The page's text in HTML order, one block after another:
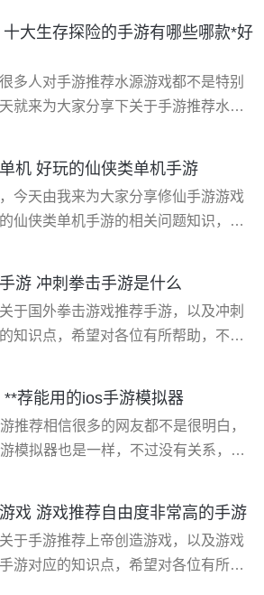
解决您的问题，接下来我们就一起来
单机手游有哪些**荐。 1、植物大战
戏时，我就被它迷住了
大生存探险的手游有哪些哪款*好
多人对手游推荐水源游戏都不是特别
就来为大家分享下关于手游推荐水源
决大家的一些困惑，下面一起来看看
有哪些哪款*好玩 十大热门手游：
石传说》，《明日之后》，《荒岛求
不想修真:凡人传说》，《香肠派
机 好玩的仙侠类单机手游
今天由我来为大家分享修仙手游游戏
仙侠类单机手游的相关问题知识，希
*大的动力，谢谢大家了哈，下面我们
玩的仙侠类单机手机游戏 好玩的仙侠
多玩家对修仙类手游都情有独钟,往往
国风场景外,还有趣味的修炼玩法
游 冲刺拳击手游是什么
于国外拳击游戏推荐手游，以及冲刺
知识点，希望对各位有所帮助，不要
-动作闯关 版本：拳击激战手游v1.2
中文 平台：安卓apk 推荐星级（评
签:动作手游拳击激战拳击激战游戏
人开始对战，玩家要将对手打败
荐能用的ios手游模拟器
推荐相信很多的网友都不是很明白，
模拟器也是一样，不过没有关系，接
点，大家可以关注收藏，免得下次来
始吧！ 一、...grand order国服ios公测
鸟手游网 命运冠位指定fate grand
戏 游戏推荐自由度非常高的手游
于手游推荐上帝创造游戏，以及游戏
游对应的知识点，希望对各位有所帮